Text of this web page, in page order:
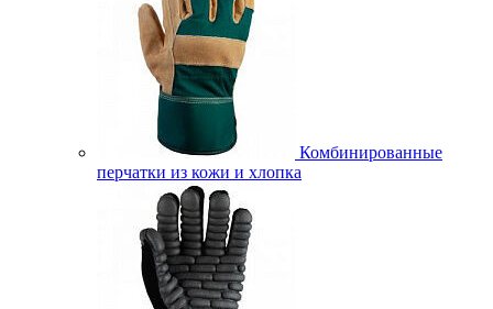
Комбинированные
перчатки из кожи и хлопка